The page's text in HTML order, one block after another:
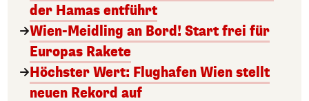
der Hamas entführt
Wien-Meidling an Bord! Start frei für
Europas Rakete
Höchster Wert: Flughafen Wien stellt
neuen Rekord auf